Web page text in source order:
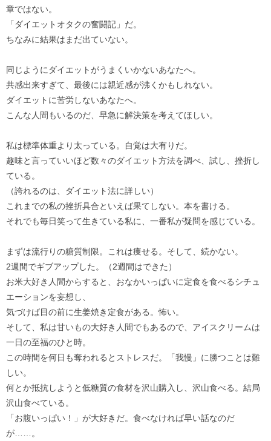
章ではない。
「ダイエットオタクの奮闘記」だ。
ちなみに結果はまだ出ていない。
同じようにダイエットがうまくいかないあなたへ。
共感出来すぎて、最後には親近感が沸くかもしれない。
ダイエットに苦労しないあなたへ。
こんな人間もいるのだ、早急に解決策を考えてほしい。
私は標準体重より太っている。自覚は大有りだ。
趣味と言っていいほど数々のダイエット方法を調べ、試し、挫折し
ている。
（誇れるのは、ダイエット法に詳しい）
これまでの私の挫折具合といえば果てしない。本を書ける。
それでも毎日笑って生きている私に、一番私が疑問を感じている。
まずは流行りの糖質制限。これは痩せる。そして、続かない。
2週間でギブアップした。（2週間はできた）
お米大好き人間からすると、おなかいっぱいに定食を食べるシチュ
エーションを妄想し、
気づけば目の前に生姜焼き定食がある。怖い。
そして、私は甘いもの大好き人間でもあるので、アイスクリームは
一日の至福のひと時。
この時間を何日も奪われるとストレスだ。「我慢」に勝つことは難
しい。
何とか抵抗しようと低糖質の食材を沢山購入し、沢山食べる。結局
沢山食べている。
「お腹いっぱい！」が大好きだ。食べなければ早い話なのだ
が……。